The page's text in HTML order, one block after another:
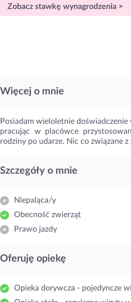
Zobacz stawkę wynagrodzenia >
Więcej o mnie
Posiadam wieloletnie
pracując w placówce
rodziny po udarze. Nic co związane
Szczegóły o mnie
Niepaląca/y
Obecność zwierząt
Prawo jazdy
Oferuję opiekę
Opieka dorywcza - pojedyncze